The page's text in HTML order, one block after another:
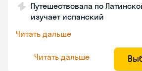
Путешествовала по
изучает испанский
Читать дальше
Читать дальше